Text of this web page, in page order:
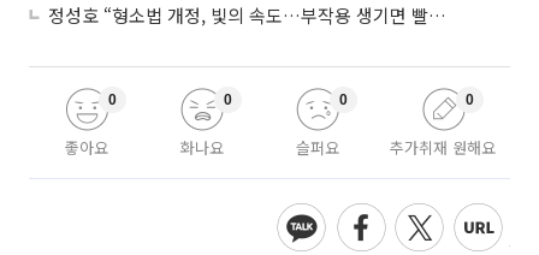
정성호 “형소법 개정, 빛의 속도…부작용 생기면 빨리 고쳐야”
좋아요
0
화나요
0
슬퍼요
0
추가취재 원해요
0